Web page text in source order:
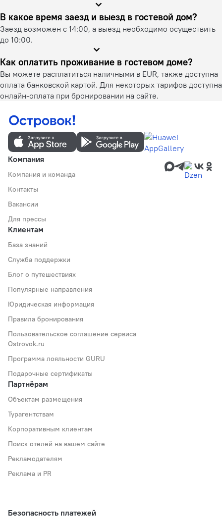
В какое время заезд и выезд в гостевой дом?
Заезд возможен с 14:00, а выезд необходимо осуществить
до 10:00.
Как оплатить проживание в гостевом доме?
Вы можете расплатиться наличными в EUR, также доступна
оплата банковской картой. Для некоторых тарифов доступна
онлайн-оплата при бронировании на сайте.
Компания
Компания и команда
Контакты
Вакансии
Для прессы
Клиентам
База знаний
Служба поддержки
Блог о путешествиях
Популярные направления
Юридическая информация
Правила бронирования
Пользовательское соглашение сервиса
Ostrovok.ru
Программа лояльности GURU
Подарочные сертификаты
Партнёрам
Объектам размещения
Турагентствам
Корпоративным клиентам
Поиск отелей на вашем сайте
Рекламодателям
Реклама и PR
Безопасность платежей